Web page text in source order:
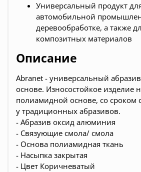
Универсальный продукт
автомобильной
деревообработке, а также
композитных материалов
Описание
Abranet - универсальный
основе. Износостойкое изделие
полиамидной основе, со
у традиционных абразивов.
- Абразив оксид алюминия
- Связующие смола/ смола
- Основа полиамидная ткань
- Насыпка закрытая
- Цвет Коричневатый